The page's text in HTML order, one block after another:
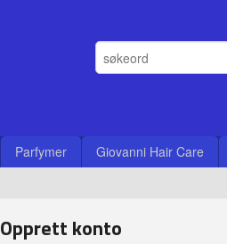
Parfymer Giovanni Hair Care
Opprett konto